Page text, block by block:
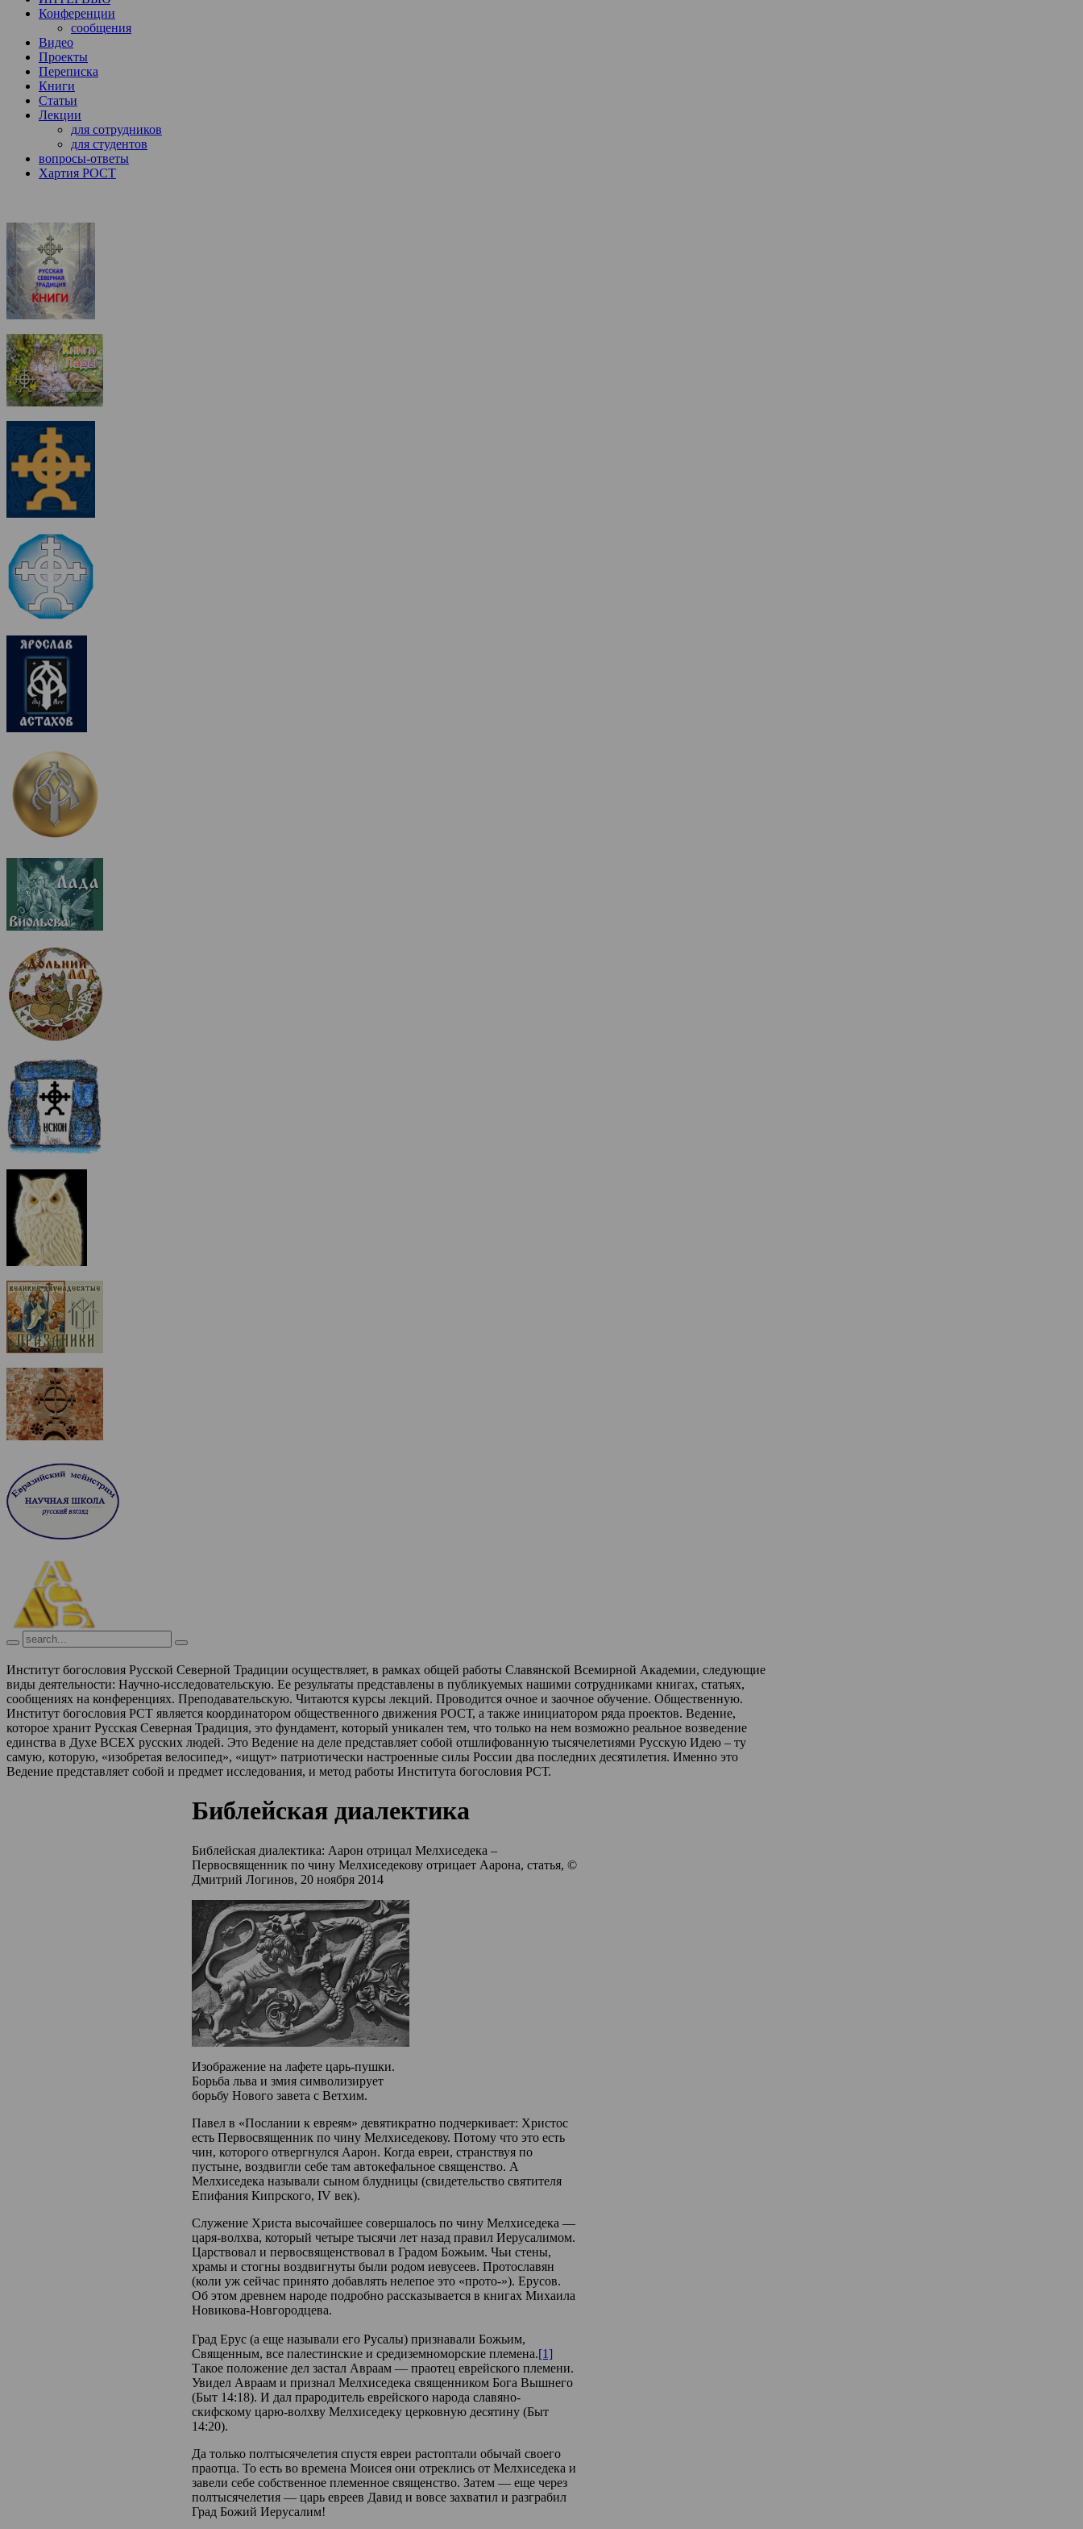
Конференции
сообщения
Видео
Проекты
Переписка
Книги
Статьи
Лекции
для сотрудников
для студентов
вопросы-ответы
Хартия РОСТ
Институт богословия Русской Северной Традиции осуществляет, в рамках общей работы Славянской Всемирной Академии, следующие
виды деятельности: Научно-исследовательскую. Ее результаты представлены в публикуемых нашими сотрудниками книгах, статьях,
сообщениях на конференциях. Преподавательскую. Читаются курсы лекций. Проводится очное и заочное обучение. Общественную.
Институт богословия РСТ является координатором общественного движения РОСТ, а также инициатором ряда проектов. Ведение,
которое хранит Русская Северная Традиция, это фундамент, который уникален тем, что только на нем возможно реальное возведение
единства в Духе ВСЕХ русских людей. Это Ведение на деле представляет собой отшлифованную тысячелетиями Русскую Идею – ту
самую, которую, «изобретая велосипед», «ищут» патриотически настроенные силы России два последних десятилетия. Именно это
Ведение представляет собой и предмет исследования, и метод работы Института богословия РСТ.
Библейская диалектика
Библейская диалектика: Аарон отрицал Мелхиседека –
Первосвященник по чину Мелхиседекову отрицает Аарона, статья, ©
Дмитрий Логинов, 20 ноября 2014
Изображение на лафете царь-пушки.
Борьба льва и змия символизирует
борьбу Нового завета с Ветхим.
Павел в «Послании к евреям» девятикратно подчеркивает: Христос
есть Первосвященник по чину Мелхиседекову. Потому что это есть
чин, которого отвергнулся Аарон. Когда евреи, странствуя по
пустыне, воздвигли себе там автокефальное священство. А
Мелхиседека называли сыном блудницы (свидетельство святителя
Епифания Кипрского, IV век).
Служение Христа высочайшее совершалось по чину Мелхиседека —
царя-волхва, который четыре тысячи лет назад правил Иерусалимом.
Царствовал и первосвященствовал в Градом Божьим. Чьи стены,
храмы и стогны воздвигнуты были родом иевусеев. Протославян
(коли уж сейчас принято добавлять нелепое это «прото-»). Ерусов.
Об этом древнем народе подробно рассказывается в книгах Михаила
Новикова-Новгородцева.
Град Ерус (а еще называли его Русалы) признавали Божьим,
Священным, все палестинские и средиземноморские племена.[1]
Такое положение дел застал Авраам — праотец еврейского племени.
Увидел Авраам и признал Мелхиседека священником Бога Вышнего
(Быт 14:18). И дал прародитель еврейского народа славяно-
скифскому царю-волхву Мелхиседеку церковную десятину (Быт
14:20).
Да только полтысячелетия спустя евреи растоптали обычай своего
праотца. То есть во времена Моисея они отреклись от Мелхиседека и
завели себе собственное племенное священство. Затем — еще через
полтысячелетия — царь евреев Давид и вовсе захватил и разграбил
Град Божий Иерусалим!